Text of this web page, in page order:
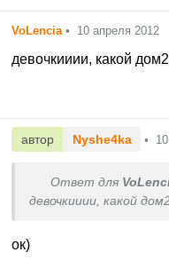
VoLencia • 10 апреля 2012
девочкииии, какой
автор Nyshe4ka •
Ответ для
девочкииии, какой
ок)